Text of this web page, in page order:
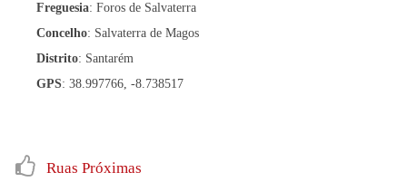
Freguesia: Foros de Salvaterra
Concelho: Salvaterra de Magos
Distrito: Santarém
GPS: 38.997766, -8.738517
Ruas Próximas